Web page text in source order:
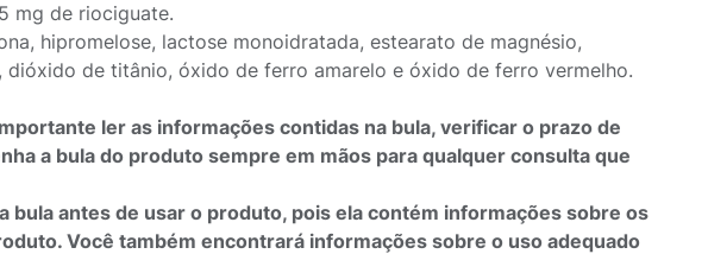
mg de riociguate.
hipromelose, lactose monoidratada, estearato de magnésio,
de titânio, óxido de ferro amarelo e óxido de ferro vermelho.
ler as informações contidas na bula, verificar o prazo de
a bula do produto sempre em mãos para qualquer consulta que
bula antes de usar o produto, pois ela contém informações sobre os
Você também encontrará informações sobre o uso adequado